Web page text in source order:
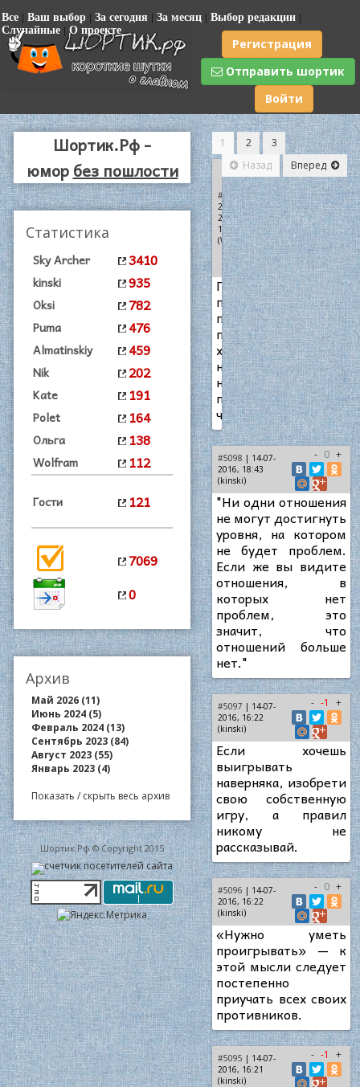
Все | Ваш выбор | За сегодня | За месяц | Выбор редакции |
Случайные | О проекте
Регистрация
Отправить шортик
Войти
Шортик.Рф -
юморбез пошлости
Статистика
Sky Archer 3410
kinski 935
Oksi 782
Puma 476
Almatinskiy 459
Nik 202
Kate 191
Polet 164
Ольга 138
Wolfram 112
Гости 121
7069
0
Архив
Май 2026 (11)
Июнь 2024 (5)
Февраль 2024 (13)
Сентябрь 2023 (84)
Август 2023 (55)
Январь 2023 (4)
Показать / скрыть весь архив
Шортик.Рф © Copyright 2015
1 2
3
Назад
Вперед
#5100 |
21-07-
2016,
16:54
(Wolfram)
-
0
+
Главное
правило
при
просмотре
хорроров:
не
наливать
полную
чашку.
#5098 | 14-07-
2016, 18:43
(kinski)
- 0 +
"Ни одни отношения
не могут достигнуть
уровня, на котором
не будет проблем.
Если же вы видите
отношения, в
которых нет
проблем, это
значит, что
отношений больше
нет."
#5097 | 14-07-
2016, 16:22
(kinski)
- -1 +
Если хочешь
выигрывать
наверняка, изобрети
свою собственную
игру, а правил
никому не
рассказывай.
#5096 | 14-07-
2016, 16:22
(kinski)
- 0 +
«Нужно уметь
проигрывать» — к
этой мысли следует
постепенно
приучать всех своих
противников.
#5095 | 14-07-
2016, 16:21
(kinski)
- -1 +